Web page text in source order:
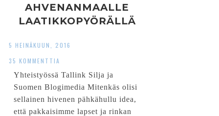
AHVENANMAALLE
LAATIKKOPYÖRÄLLÄ
5 HEINÄKUUN, 2016
35 KOMMENTTIA
Yhteistyössä Tallink Silja ja
Suomen Blogimedia Mitenkäs olisi
sellainen hivenen pähkähullu idea,
että pakkaisimme lapset ja rinkan